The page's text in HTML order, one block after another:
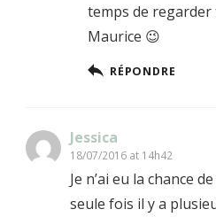
temps de
Maurice 😉
RÉPONDRE
Jessica
18/07/2016 at 14h42
Je n’ai eu la chance
seule fois il y a